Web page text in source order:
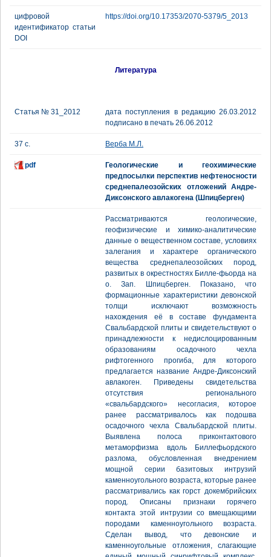
цифровой
идентификатор статьи
DOI
https://doi.org/10.17353/2070-5379/5_2013
Литература
Статья № 31_2012
дата поступления в редакцию 26.03.2012
подписано в печать 26.06.2012
37 с. Верба М.Л.
pdf
Геологические и геохимические
предпосылки перспектив нефтеносности
среднепалеозойских отложений Андре-
Диксонского авлакогена (Шпицберген)
Рассматриваются геологические,
геофизические и химико-аналитические
данные о вещественном составе, условиях
залегания и характере органического
вещества среднепалеозойских пород,
развитых в окрестностях Билле-фьорда на
о. Зап. Шпицберген. Показано, что
формационные характеристики девонской
толщи исключают возможность
нахождения её в составе фундамента
Свальбардской плиты и свидетельствуют о
принадлежности к недислоцированным
образованиям осадочного чехла
рифтогенного прогиба, для которого
предлагается название Андре-Диксонский
авлакоген. Приведены свидетельства
отсутствия регионального
«свальбардского» несогласия, которое
ранее рассматривалось как подошва
осадочного чехла Свальбардской плиты.
Выявлена полоса приконтактового
метаморфизма вдоль Биллефьордского
разлома, обусловленная внедрением
мощной серии базитовых интрузий
каменноугольного возраста, которые ранее
рассматривались как горст докембрийских
пород. Описаны признаки горячего
контакта этой интрузии со вмещающими
породами каменноугольного возраста.
Сделан вывод, что девонские и
каменноугольные отложения, слагающие